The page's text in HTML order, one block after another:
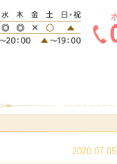
2020.07.05